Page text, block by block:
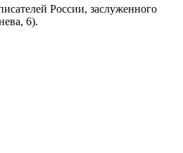
России, заслуженного
6).